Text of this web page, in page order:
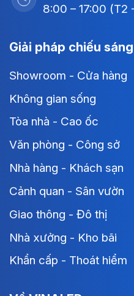
8:00 – 17:00 (T2
Giải pháp chiếu sáng
Showroom - Cửa hàng
Không gian sống
Tòa nhà - Cao ốc
Văn phòng - Công sở
Nhà hàng - Khách sạn
Cảnh quan - Sân vườn
Giao thông - Đô thị
Nhà xưởng - Kho bãi
Khẩn cấp - Thoát hiểm